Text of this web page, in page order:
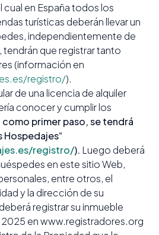
cual en España todos los
turísticas deberán llevar un
independientemente de
que registrar tanto
(información en
registro/).
de una licencia de alquiler
conocer y cumplir los
como primer paso, se tendrá
Hospedajes“
registro/). Luego deberá
en este sitio Web,
entre otros, el
y la dirección de su
registrar su inmueble
2025 en www.registradores.org